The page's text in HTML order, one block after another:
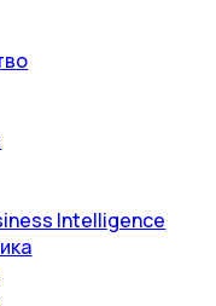
Intelligence